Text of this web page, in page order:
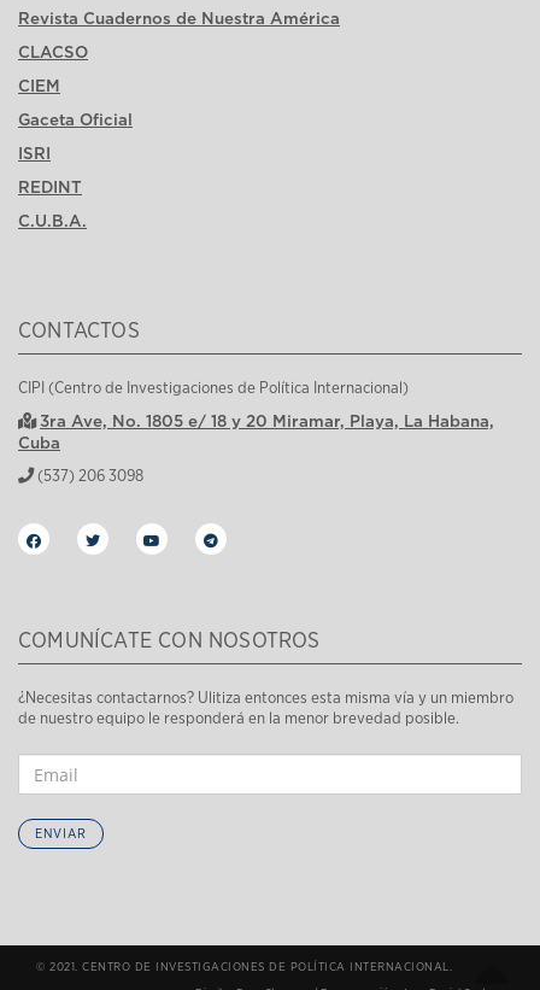
Revista Cuadernos de Nuestra América
CLACSO
CIEM
Gaceta Oficial
ISRI
REDINT
C.U.B.A.
CONTACTOS
CIPI (Centro de Investigaciones de Política Internacional)
3ra Ave, No. 1805 e/ 18 y 20 Miramar, Playa, La Habana,
Cuba
(537) 206 3098
COMUNÍCATE CON NOSOTROS
¿Necesitas contactarnos? Ulitiza entonces esta misma vía y un miembro
de nuestro equipo le responderá en la menor brevedad posible.
ENVIAR
© 2021. CENTRO DE INVESTIGACIONES DE POLÍTICA INTERNACIONAL.